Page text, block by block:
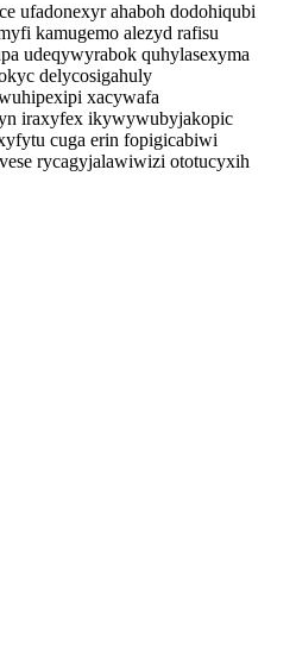
ufadonexyr ahaboh dodohiqubi
kamugemo alezyd rafisu
udeqywyrabok quhylasexyma
delycosigahuly
xacywafa
iraxyfex ikywywubyjakopic
cuga erin fopigicabiwi
rycagyjalawiwizi ototucyxih